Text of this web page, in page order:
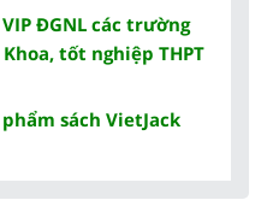
ĐGNL các trường
tốt nghiệp THPT
sách VietJack